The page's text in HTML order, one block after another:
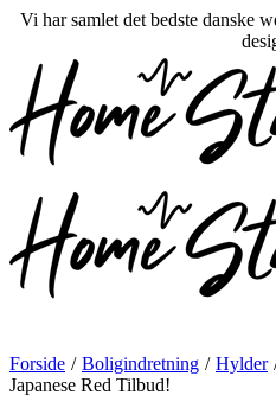
Vi har samlet det bedste danske
Forside / Boligindretning / Hylder
Japanese Red Tilbud!